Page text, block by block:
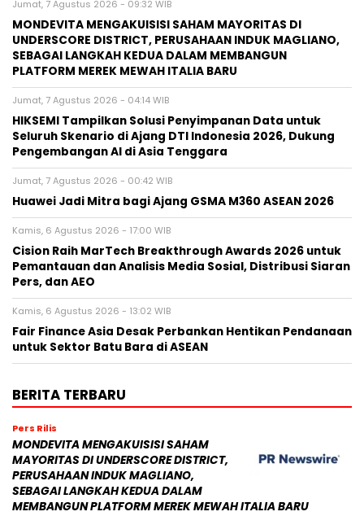
Jumat, 7 Agustus 2026 - 09:32 WIB
MONDEVITA MENGAKUISISI SAHAM MAYORITAS DI
UNDERSCORE DISTRICT, PERUSAHAAN INDUK MAGLIANO,
SEBAGAI LANGKAH KEDUA DALAM MEMBANGUN
PLATFORM MEREK MEWAH ITALIA BARU
Jumat, 7 Agustus 2026 - 04:14 WIB
HIKSEMI Tampilkan Solusi Penyimpanan Data untuk
Seluruh Skenario di Ajang DTI Indonesia 2026, Dukung
Pengembangan AI di Asia Tenggara
Jumat, 7 Agustus 2026 - 00:42 WIB
Huawei Jadi Mitra bagi Ajang GSMA M360 ASEAN 2026
Kamis, 6 Agustus 2026 - 17:00 WIB
Cision Raih MarTech Breakthrough Awards 2026 untuk
Pemantauan dan Analisis Media Sosial, Distribusi Siaran
Pers, dan AEO
Kamis, 6 Agustus 2026 - 13:02 WIB
Fair Finance Asia Desak Perbankan Hentikan Pendanaan
untuk Sektor Batu Bara di ASEAN
BERITA TERBARU
Pers Rilis
MONDEVITA MENGAKUISISI SAHAM
MAYORITAS DI UNDERSCORE DISTRICT,
PERUSAHAAN INDUK MAGLIANO,
SEBAGAI LANGKAH KEDUA DALAM
MEMBANGUN PLATFORM MEREK MEWAH ITALIA BARU